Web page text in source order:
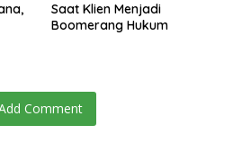
Saat Klien Menjadi
Boomerang Hukum
Comment